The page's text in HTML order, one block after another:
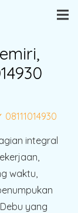
integral
waktu,
yang